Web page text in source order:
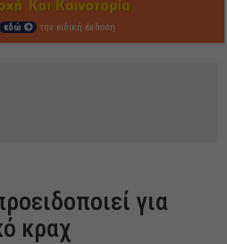
εδώ την ειδική έκδοση
για
κραχ